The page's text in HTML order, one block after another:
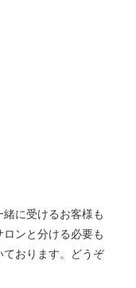
に受けるお客様も
ンと分ける必要も
おります。どうぞ